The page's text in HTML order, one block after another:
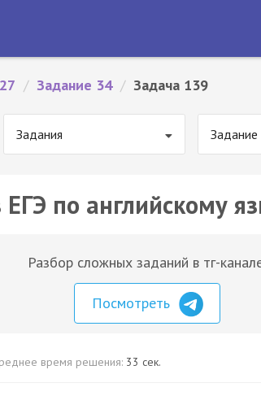
/ Задание 34 / Задача 139
Задания
по английскому
Разбор сложных заданий в тг-
Посмотреть
время решения: 33 сек.